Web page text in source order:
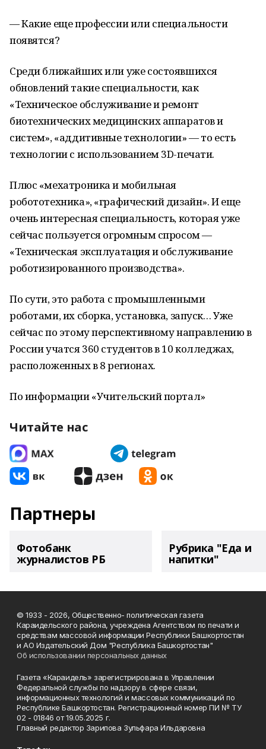
— Какие еще профессии или специальности
появятся?
Среди ближайших или уже состоявшихся
обновлений такие специальности, как
«Техническое обслуживание и ремонт
биотехнических медицинских аппаратов и
систем», «аддитивные технологии» — то есть
технологии с использованием 3D-печати.
Плюс «мехатроника и мобильная
робототехника», «графический дизайн». И еще
очень интересная специальность, которая уже
сейчас пользуется огромным спросом —
«Техническая эксплуатация и обслуживание
роботизированного производства».
По сути, это работа с промышленными
роботами, их сборка, установка, запуск… Уже
сейчас по этому перспективному направлению в
России учатся 360 студентов в 10 колледжах,
расположенных в 8 регионах.
По информации «Учительский портал»
Читайте нас
Партнеры
Фотобанк
журналистов РБ
Рубрика "Еда и
напитки"
© 1933 - 2026, Общественно- политическая газета
Караидельского района, учреждена Агентством по печати и
средствам массовой информации Республики Башкортостан
и АО Издательский Дом "Республика Башкортостан"
Об использовании персональных данных
Газета «Караидель» зарегистрирована в Управлении
Федеральной службы по надзору в сфере связи,
информационных технологий и массовых коммуникаций по
Республике Башкортостан. Регистрационный номер ПИ № ТУ
02 - 01846 от 19.05.2025 г.
Главный редактор Зарипова Зульфара Ильдаровна